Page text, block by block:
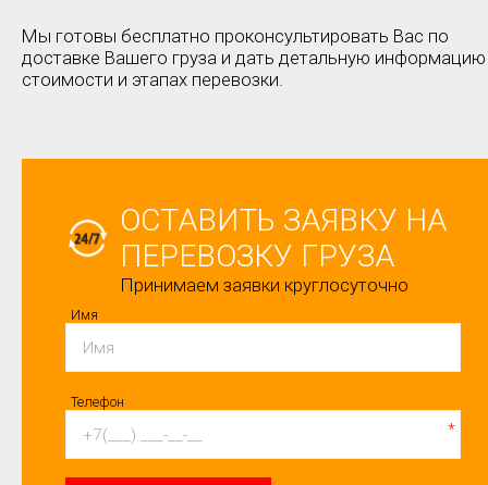
Мы готовы бесплатно проконсультировать Вас по
доставке Вашего груза и дать детальную
стоимости и этапах перевозки.
ОСТАВИТЬ ЗАЯВКУ НА
ПЕРЕВОЗКУ ГРУЗА
Принимаем заявки круглосуточно
Имя
Телефон
*